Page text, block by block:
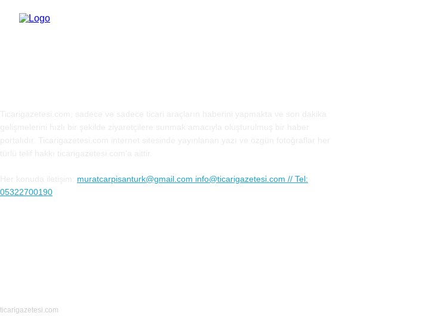
muratcarpisanturk@gmail.com info@ticarigazetesi.com // Tel:
05322700190
ticarigazetesi.com